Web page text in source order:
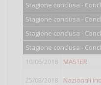
Stagione conclusa -
Stagione conclusa -
Stagione conclusa -
Stagione conclusa -
10/06/2018
MASTER
25/03/2018 Nazionali